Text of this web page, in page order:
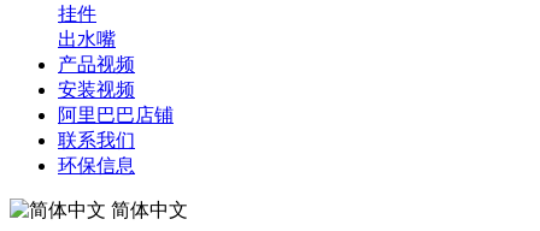
挂件
出水嘴
产品视频
安装视频
阿里巴巴店铺
联系我们
环保信息
简体中文